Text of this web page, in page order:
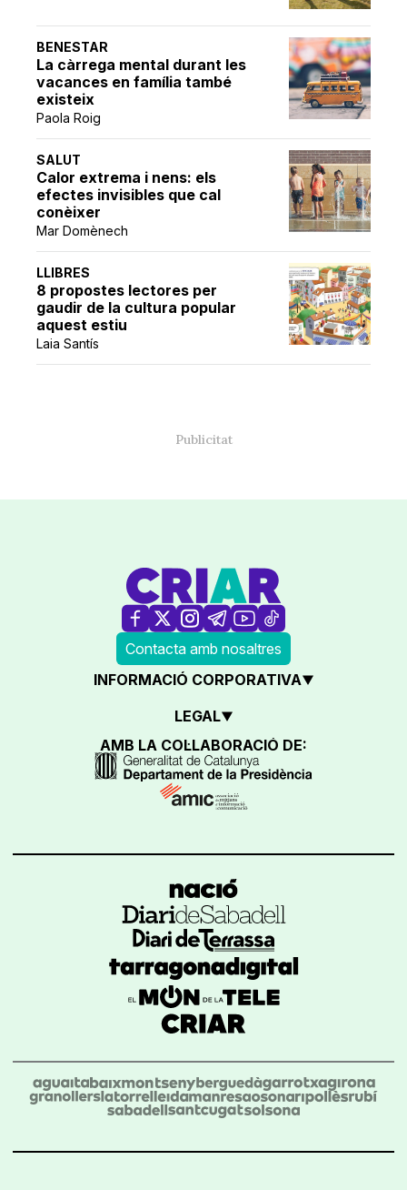
BENESTAR
La càrrega mental durant les
vacances en família també
existeix
Paola Roig
SALUT
Calor extrema i nens: els
efectes invisibles que cal
conèixer
Mar Domènech
LLIBRES
8 propostes lectores per
gaudir de la cultura popular
aquest estiu
Laia Santís
Contacta amb nosaltres
INFORMACIÓ CORPORATIVA
LEGAL
AMB LA COL·LABORACIÓ DE: